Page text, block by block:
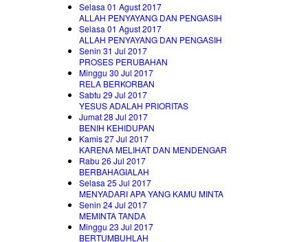
Selasa 01 Agust 2017
ALLAH PENYAYANG DAN PENGASIH
Selasa 01 Agust 2017
ALLAH PENYAYANG DAN PENGASIH
Senin 31 Jul 2017
PROSES PERUBAHAN
Minggu 30 Jul 2017
RELA BERKORBAN
Sabtu 29 Jul 2017
YESUS ADALAH PRIORITAS
Jumat 28 Jul 2017
BENIH KEHIDUPAN
Kamis 27 Jul 2017
KARENA MELIHAT DAN MENDENGAR
Rabu 26 Jul 2017
BERBAHAGIALAH
Selasa 25 Jul 2017
MENYADARI APA YANG KAMU MINTA
Senin 24 Jul 2017
MEMINTA TANDA
Minggu 23 Jul 2017
BERTUMBUHLAH